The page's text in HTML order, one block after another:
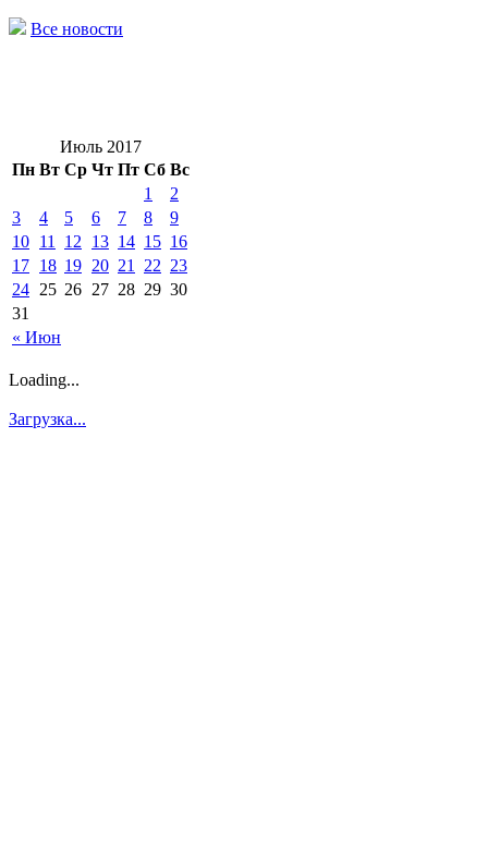
Все новости
Июль 2017
Пн Вт Ср Чт Пт Сб Вс
« Июн
1
2
3
4 5 6 7 8
9
10 11 12 13 14 15 16
17 18 19 20 21 22 23
24 25 26 27 28 29 30
31
Loading...
Загрузка...